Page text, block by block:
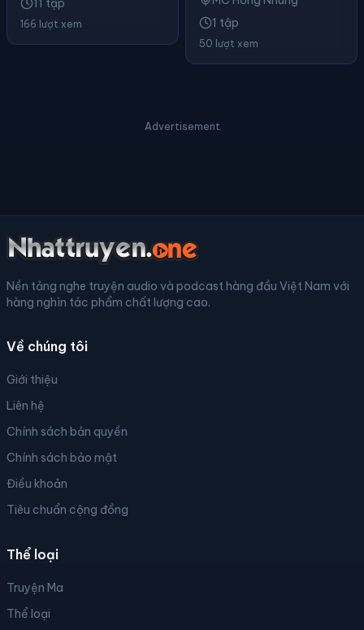
11 tập
166 lượt xem
1 tập
50 lượt xem
Advertisement
Nền tảng nghe truyện audio và podcast hàng đầu Việt Nam với
hàng nghìn tác phẩm chất lượng cao.
Về chúng tôi
Giới thiệu
Liên hệ
Chính sách bản quyền
Chính sách bảo mật
Điều khoản
Tiêu chuẩn cộng đồng
Thể loại
Truyện Ma
Thể loại